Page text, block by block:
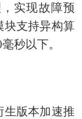
实现故障预
块支持异构算
秒以下。
生版本加速推